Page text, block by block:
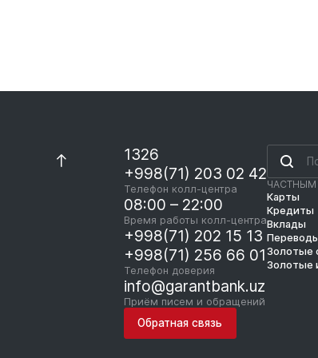
1326
+998(71) 203 02 42
Телефон колл-центра
08:00 – 22:00
Время работы колл-центра
+998(71) 202 15 13
+998(71) 256 66 01
Телефон доверия
info@garantbank.uz
Приём писем и обращений
Обратная связь
Карты
Кредиты
Вклады
Золотые
Золотые